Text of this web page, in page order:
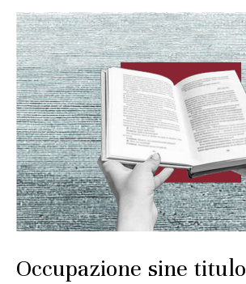
Occupazione sine titulo